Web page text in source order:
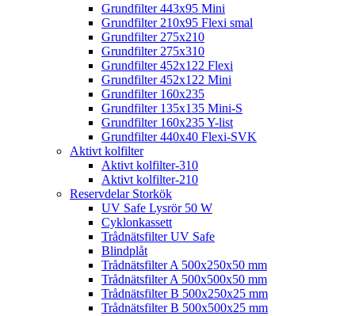
Grundfilter 443x95 Mini
Grundfilter 210x95 Flexi smal
Grundfilter 275x210
Grundfilter 275x310
Grundfilter 452x122 Flexi
Grundfilter 452x122 Mini
Grundfilter 160x235
Grundfilter 135x135 Mini-S
Grundfilter 160x235 Y-list
Grundfilter 440x40 Flexi-SVK
Aktivt kolfilter
Aktivt kolfilter-310
Aktivt kolfilter-210
Reservdelar Storkök
UV Safe Lysrör 50 W
Cyklonkassett
Trådnätsfilter UV Safe
Blindplåt
Trådnätsfilter A 500x250x50 mm
Trådnätsfilter A 500x500x50 mm
Trådnätsfilter B 500x250x25 mm
Trådnätsfilter B 500x500x25 mm